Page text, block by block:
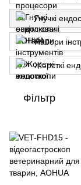
Гнучкі
Набори
Жорсткі
Фільтр